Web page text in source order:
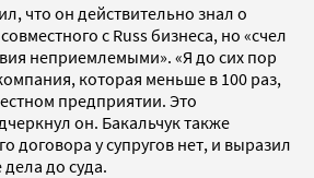
что он действительно знал о
с Russ бизнеса, но «счел
неприемлемыми». «Я до сих пор
которая меньше в 100 раз,
предприятии. Это
он. Бакальчук также
договора у супругов нет, и выразил
до суда.